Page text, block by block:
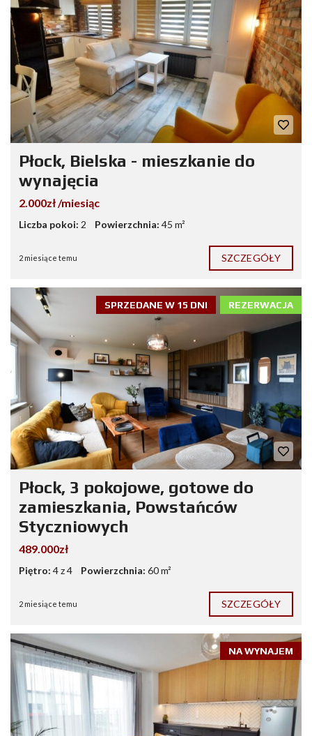
Płock, Bielska - mieszkanie do
wynajęcia
2.000zł /miesiąc
Liczba pokoi: 2 Powierzchnia: 45 m²
2 miesiące temu SZCZEGÓŁY
REZERWACJA
SPRZEDANE W 15 DNI
Płock, 3 pokojowe, gotowe do
zamieszkania, Powstańców
Styczniowych
489.000zł
Piętro: 4 z 4 Powierzchnia: 60 m²
2 miesiące temu SZCZEGÓŁY
NA WYNAJEM